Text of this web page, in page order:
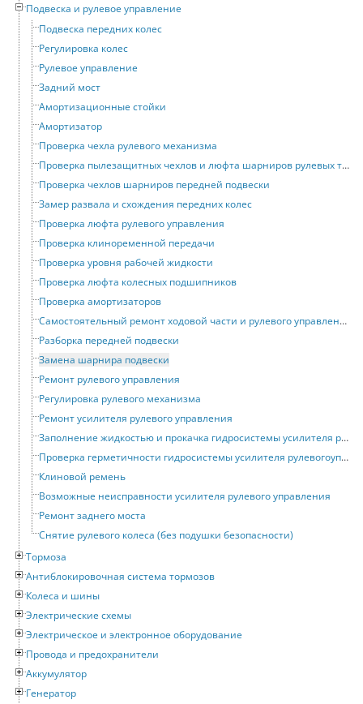
Подвеска и рулевое управление
Подвеска передних колес
Регулировка колес
Рулевое управление
Задний мост
Амортизационные стойки
Амортизатор
Проверка чехла рулевого механизма
Проверка пылезащитных чехлов и люфта шарниров рулевых тяг
Проверка чехлов шарниров передней подвески
Замер развала и схождения передних колес
Проверка люфта рулевого управления
Проверка клиноременной передачи
Проверка уровня рабочей жидкости
Проверка люфта колесных подшипников
Проверка амортизаторов
Самостоятельный ремонт ходовой части и рулевого управления
Разборка передней подвески
Замена шарнира подвески
Ремонт рулевого управления
Регулировка рулевого механизма
Ремонт усилителя рулевого управления
Заполнение жидкостью и прокачка гидросистемы усилителя рулевого управления
Проверка герметичности гидросистемы усилителя рулевогоуправления
Клиновой ремень
Возможные неисправности усилителя рулевого управления
Ремонт заднего моста
Снятие рулевого колеса (без подушки безопасности)
Тормоза
Антиблокировочная система тормозов
Колеса и шины
Электрические схемы
Электрическое и электронное оборудование
Провода и предохранители
Аккумулятор
Генератор